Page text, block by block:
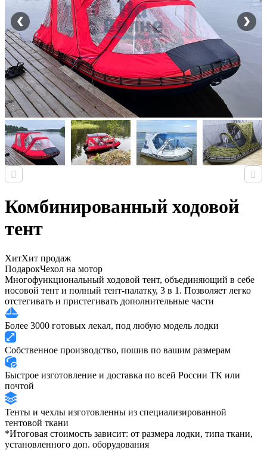
Комбинированный ходовой
тент
ХитХит продаж
ПодарокЧехол на мотор
Многофункциональный ходовой тент, объединяющий в себе
носовой тент и полный тент-палатку, 3 в 1. Позволяет легко
отстегивать и пристегивать дополнительные части
Более 3000 готовых лекал, под любую модель лодки
Собственное производство, пошив по вашим размерам
Быстрое изготовление и доставка по всей России ТК или
почтой
Тенты и чехлы изготовленны из специализированной
тентовой ткани
*Итоговая стоимость зависит: от размера лодки, типа ткани,
установленного доп. оборудования